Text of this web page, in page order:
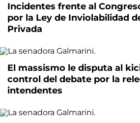
Incidentes frente al
por la Ley de Inviolabilidad
Privada
El massismo le disputa al
control del debate por la
intendentes